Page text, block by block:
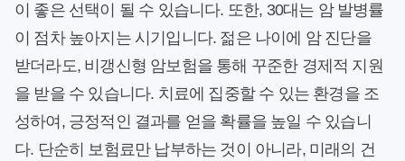
이 좋은 선택이 될 수 있습니다. 또한, 30대는 암 발병률
이 점차 높아지는 시기입니다. 젊은 나이에 암 진단을
받더라도, 비갱신형 암보험을 통해 꾸준한 경제적 지원
을 받을 수 있습니다. 치료에 집중할 수 있는 환경을 조
성하여, 긍정적인 결과를 얻을 확률을 높일 수 있습니
다. 단순히 보험료만 납부하는 것이 아니라, 미래의 건